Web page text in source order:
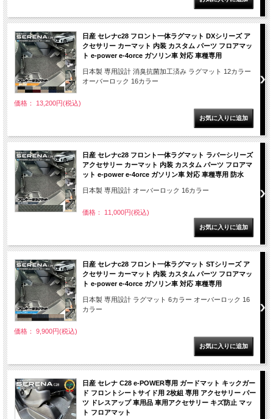
日産 セレナc28 フロント一体ラグマット DXシリーズ ア
クセサリー カーマット 内装 カスタム パーツ フロアマッ
ト e-power e-4orce ガソリン車 対応 車種専用
日本製 専用設計 消臭抗菌加工済み ラグマット 12カラー
オーバーロック 16カラー
価格： 13,200円(税込)
日産 セレナc28 フロント一体ラグマット ラバーシリーズ
アクセサリー カーマット 内装 カスタム パーツ フロアマ
ット e-power e-4orce ガソリン車 対応 車種専用 防水
日本製 専用設計 オーバーロック 16カラー
価格： 11,000円(税込)
日産 セレナc28 フロント一体ラグマット STシリーズ ア
クセサリー カーマット 内装 カスタム パーツ フロアマッ
ト e-power e-4orce ガソリン車 対応 車種専用
日本製 専用設計 ラグマット 6カラー オーバーロック 16
カラー
価格： 9,900円(税込)
日産 セレナ C28 e-POWER専用 ガードマット キックガー
ド フロントシートサイド用 2枚組 専用 アクセサリー パー
ツ ドレスアップ 車用品 車用アクセサリー キズ防止 マッ
ト フロアマット